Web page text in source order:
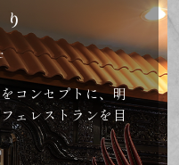
コンセプトに、明
ェレストランを目